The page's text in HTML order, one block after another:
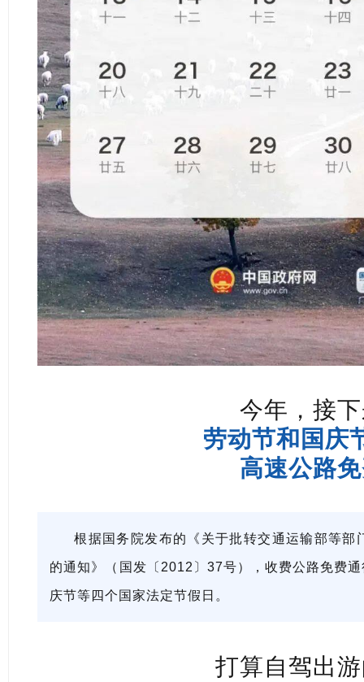
今年，接
劳动节和国庆
高速公路
根据国务院发布的《关于批转交通运输部等
的通知》（国发〔2012〕37号），收费公路免费
庆节等四个国家法定节假日。
打算自驾出